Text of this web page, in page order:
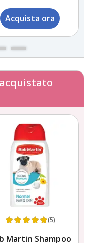
Acquista ora
(5)
Martin Shampoo